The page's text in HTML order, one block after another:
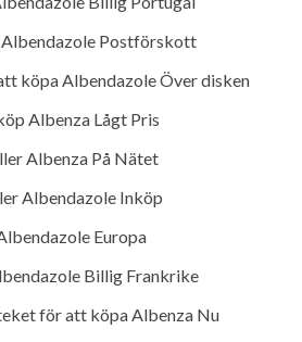
Postförskott
köpa Albendazole Över disken
Albenza Lågt Pris
Albenza På Nätet
Albendazole Inköp
Europa
Billig Frankrike
för att köpa Albenza Nu